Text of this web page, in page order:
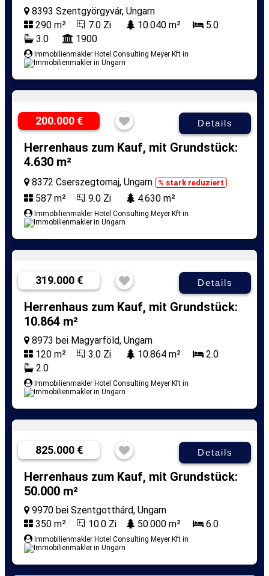
8393 Szentgyörgyvár, Ungarn
290 m²
7.0 Zi 10.040 m²
5.0
3.0
1900
Immobilienmakler Hotel Consulting Meyer Kft in
200.000 € Details
Herrenhaus zum Kauf, mit Grundstück:
4.630 m²
8372 Cserszegtomaj, Ungarn % stark reduziert
587 m² 9.0 Zi 4.630 m²
Immobilienmakler Hotel Consulting Meyer Kft in
319.000 € Details
Herrenhaus zum Kauf, mit Grundstück:
10.864 m²
8973 bei Magyarföld, Ungarn
120 m²
3.0 Zi 10.864 m²
2.0
2.0
Immobilienmakler Hotel Consulting Meyer Kft in
825.000 € Details
Herrenhaus zum Kauf, mit Grundstück:
50.000 m²
9970 bei Szentgotthárd, Ungarn
350 m²
10.0 Zi 50.000 m² 6.0
Immobilienmakler Hotel Consulting Meyer Kft in